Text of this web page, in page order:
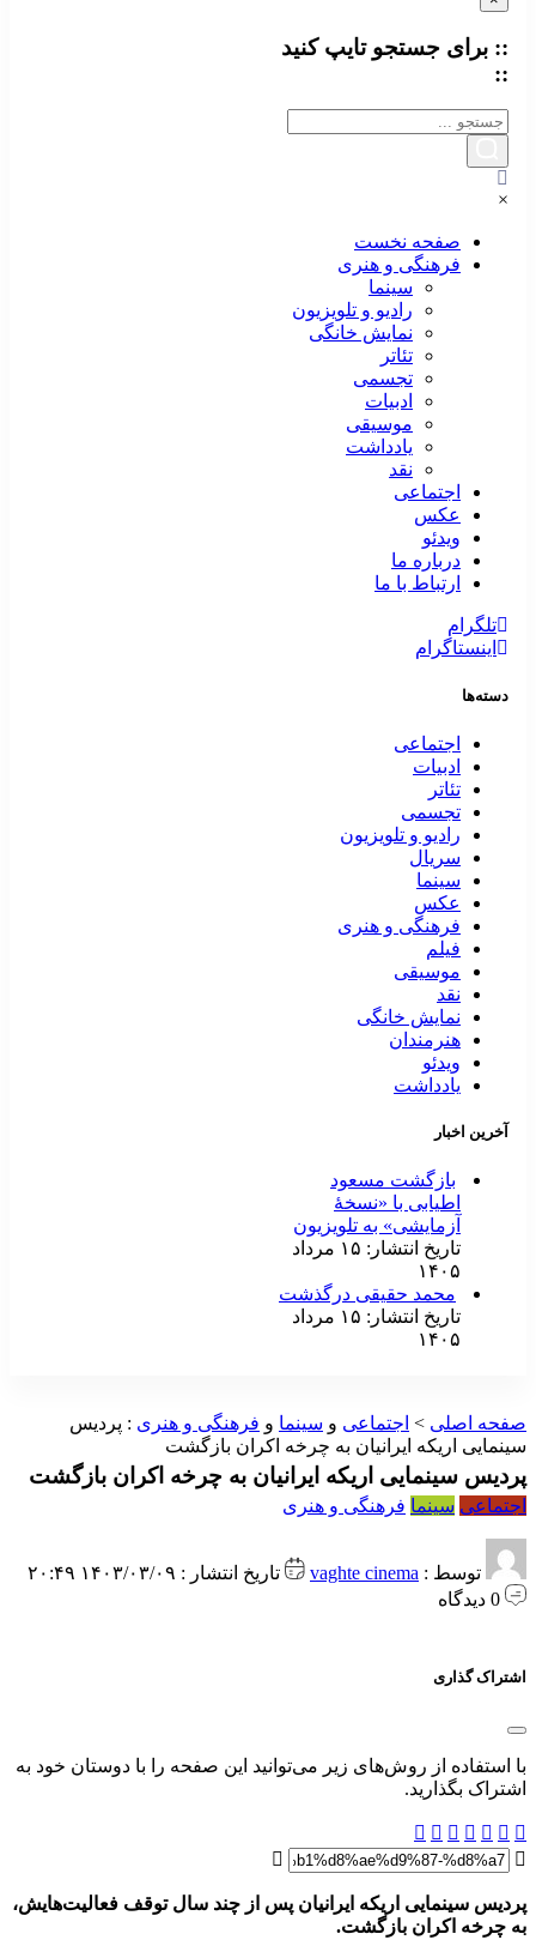
:: برای جستجوتایپکنید
صفحه نخست
فرهنگی و هنری
سینما
رادیو و تلویزیون
نمایش خانگی
تئاتر
تجسمی
ادبیات
موسیقی
یادداشت
نقد
اجتماعی
عکس
ویدئو
درباره ما
ارتباط با ما
تلگرام
اینستاگرام
دسته‌ها
اجتماعی
ادبیات
تئاتر
تجسمی
رادیو و تلویزیون
سریال
سینما
عکس
فرهنگی و هنری
فیلم
موسیقی
نقد
نمایش خانگی
هنرمندان
ویدئو
یادداشت
آخرین اخبار
بازگشت مسعود
اطیابی با «نسخهٔ
آزمایشی» به تلویزیون
تاریخ انتشار: ۱۵ مرداد
۱۴۰۵
محمد حقیقی درگذشت
تاریخ انتشار: ۱۵ مرداد
۱۴۰۵
اصلی> اجتماعیو سینماو فرهنگی و هنری : پردیس
اریکه ایرانیان به چرخه اکران بازگشت
سینمایی اریکه ایرانیان به چرخه اکران بازگشت
سینما فرهنگی و هنری
توسط : vaghte cinema
تاریخ انتشار : ۱۴۰۳/۰۳/۰۹ ۲۰:۴۹
0 دیدگاه
گذاری
استفاده از روش‌های زیر می‌توانید این صفحه را با دوستان خود به
بگذارید.
سینمایی اریکه ایرانیان پس از چند سال توقف فعالیت‌هایش،
چرخه اکران بازگشت.